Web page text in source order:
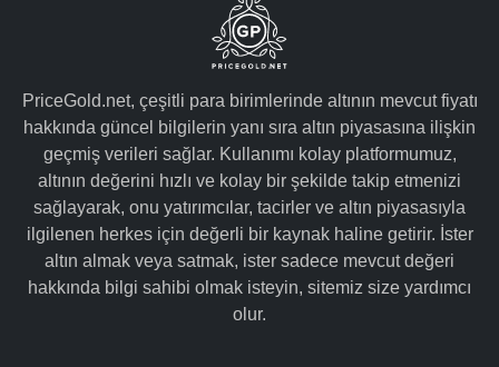
PriceGold.net, çeşitli para birimlerinde altının mevcut fiyatı
hakkında güncel bilgilerin yanı sıra altın piyasasına ilişkin
geçmiş verileri sağlar. Kullanımı kolay platformumuz,
altının değerini hızlı ve kolay bir şekilde takip etmenizi
sağlayarak, onu yatırımcılar, tacirler ve altın piyasasıyla
ilgilenen herkes için değerli bir kaynak haline getirir. İster
altın almak veya satmak, ister sadece mevcut değeri
hakkında bilgi sahibi olmak isteyin, sitemiz size yardımcı
olur.